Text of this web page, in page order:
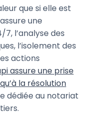
que si elle est
une
l’analyse des
l’isolement des
actions
assure une prise
la résolution
dédiée au notariat